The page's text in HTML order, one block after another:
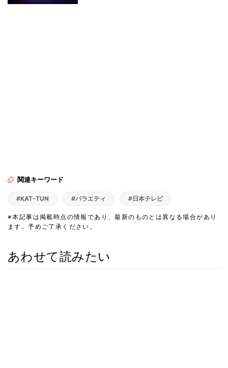
関連キーワード
#KAT-TUN #バラエティ #日本テレビ
※本記事は掲載時点の情報であり、最新のものとは異なる場合があり
ます。予めご了承ください。
あわせて読みたい